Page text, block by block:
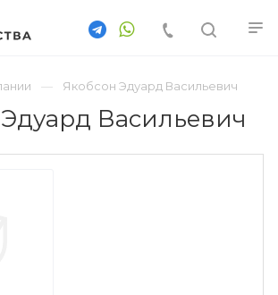
Якобсон Эдуард Васильевич
Васильевич